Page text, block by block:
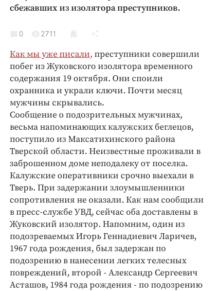
Криминал
Недвижимость и ЖКХ
Образование
Общество
Погода
Праздники
Происшествия
Спорт
Экономика и бизнес
ПРОЕКТЫ
Блоги
Издания
Медиаперсона
Интересное чтиво
Клиника года
Бренд года
Работодатель года
сбежавших из изолятора преступников.
0 2711
Как мы уже писали, преступники совершили
побег из Жуковского изолятора временного
содержания 19 октября. Они споили
охранника и украли ключи. Почти месяц
мужчины скрывались.
Сообщение о подозрительных мужчинах,
весьма напоминающих калужских беглецов,
поступило из Максатихинского района
Тверской области. Неизвестные проживали в
заброшенном доме неподалеку от поселка.
Калужские оперативники срочно выехали в
Тверь. При задержании злоумышленники
сопротивления не оказали. Как нам сообщили
в пресс-службе УВД, сейчас оба доставлены в
Жуковский изолятор. Напомним, один из
подозреваемых Игорь Геннадиевич Ларичев,
1967 года рождения, был задержан по
подозрению в нанесении легких телесных
повреждений, второй - Александр Сергеевич
Асташов, 1984 года рождения - по подозрению